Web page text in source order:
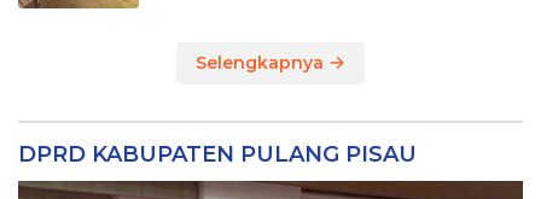
Selengkapnya
DPRD KABUPATEN PULANG PISAU